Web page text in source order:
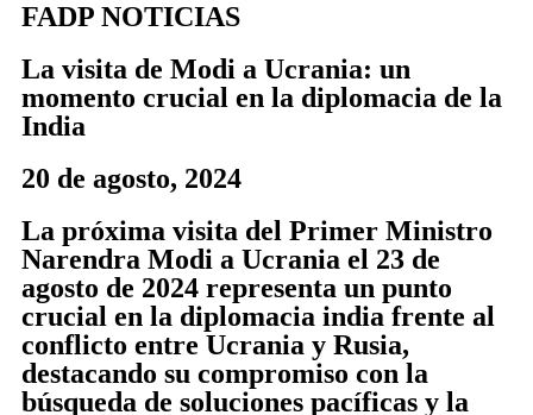
FADP NOTICIAS
La visita de Modi a Ucrania: un
momento crucial en la diplomacia de la
India
20 de agosto, 2024
La próxima visita del Primer Ministro
Narendra Modi a Ucrania el 23 de
agosto de 2024 representa un punto
crucial en la diplomacia india frente al
conflicto entre Ucrania y Rusia,
destacando su compromiso con la
búsqueda de soluciones pacíficas y la